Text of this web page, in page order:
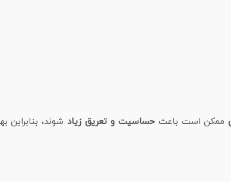
ممکن است باعثحساسیت و تعریق زیادشوند، بنابراین